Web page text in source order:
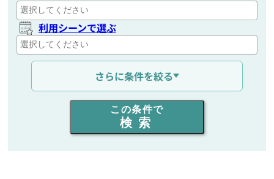
利用シーンで選ぶ
通信距離を選ぶ
出力を選ぶ
同時通話人数を選ぶ
さらに条件を絞る
この条件で
検索